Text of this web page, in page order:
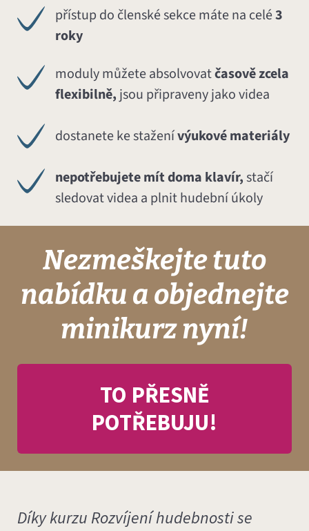
přístup do členské sekce máte na celé3
roky
moduly můžete absolvovatčasově zcela
flexibilně, jsou připraveny jako videa
dostanete ke staženívýukové materiály
nepotřebujete mít doma klavír,stačí
sledovat videa a plnit hudební úkoly
Nezmeškejte tuto
nabídku a objednejte
minikurz nyní!
TO PŘESNĚ
POTŘEBUJU!
Díky kurzu Rozvíjení hudebnosti se